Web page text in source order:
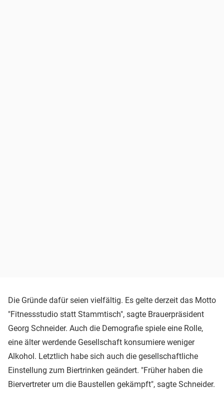
Die Gründe dafür seien vielfältig. Es gelte derzeit das Motto
"Fitnessstudio statt Stammtisch", sagte Brauerpräsident
Georg Schneider. Auch die Demografie spiele eine Rolle,
eine älter werdende Gesellschaft konsumiere weniger
Alkohol. Letztlich habe sich auch die gesellschaftliche
Einstellung zum Biertrinken geändert. "Früher haben die
Biervertreter um die Baustellen gekämpft", sagte Schneider.